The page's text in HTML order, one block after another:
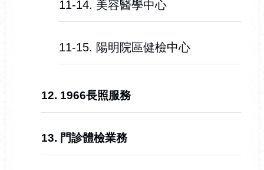
11-14. 美容醫學中心
11-15. 陽明院區健檢中心
12. 1966長照服務
13. 門診體檢業務